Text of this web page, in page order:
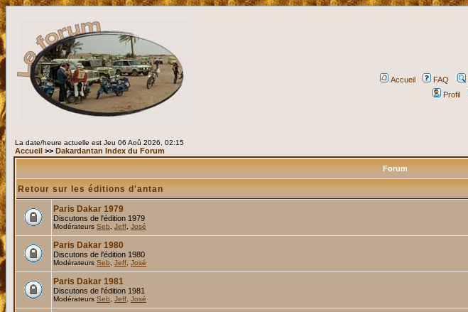
Accueil FAQ
Profil
La date/heure actuelle est Jeu 06 Aoû 2026, 02:15
Accueil >> Dakardantan Index du Forum
Forum
Retour sur les éditions d'antan
Paris Dakar 1979
Discutons de l'édition 1979
Modérateurs Seb Jeff José
Paris Dakar 1980
Discutons de l'édition 1980
Modérateurs Seb Jeff José
Paris Dakar 1981
Discutons de l'édition 1981
Modérateurs Seb Jeff José